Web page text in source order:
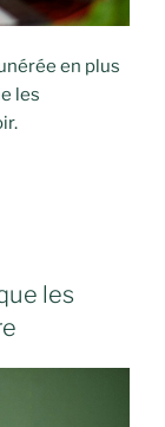
en plus
les
les